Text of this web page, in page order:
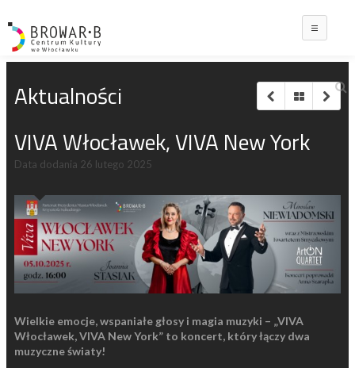
Aktualności
VIVA Włocławek, VIVA New York
Data dodania 26 lutego 2025
Wielkie emocje, wspaniałe głosy i magia muzyki – „VIVA
Włocławek, VIVA New York” to koncert, który łączy dwa
muzyczne światy!